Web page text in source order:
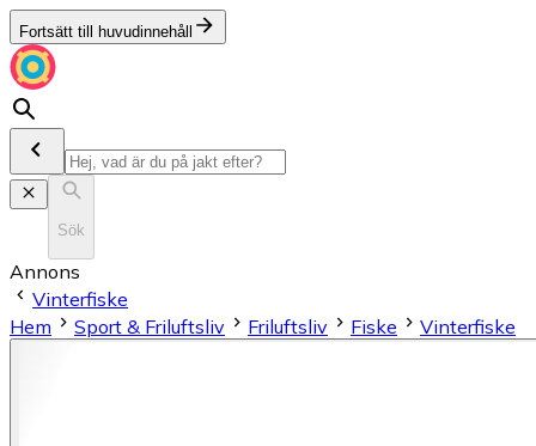
Fortsätt till huvudinnehåll
Sök
Annons
Vinterfiske
Hem
Sport & Friluftsliv Friluftsliv Fiske Vinterfiske